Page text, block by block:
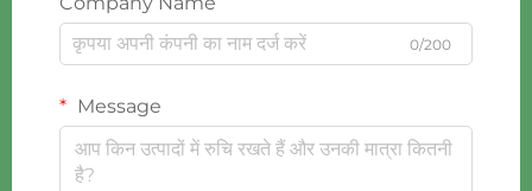
0/200
Message